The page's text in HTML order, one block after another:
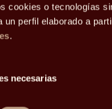
cookies o tecnologías
un perfil elaborado a
.
necesarias